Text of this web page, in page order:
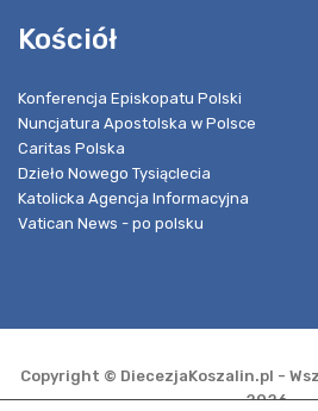
Kościół
Konferencja Episkopatu Polski
Nuncjatura Apostolska w Polsce
Caritas Polska
Dzieło Nowego Tysiąclecia
Katolicka Agencja Informacyjna
Vatican News - po polsku
Copyright © DiecezjaKoszalin.pl -
2026